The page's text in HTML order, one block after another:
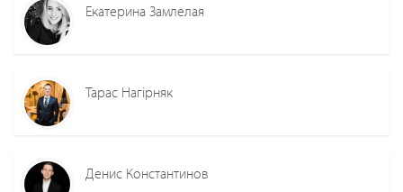
Екатерина Замлелая
Тарас Нагірняк
Денис Константинов